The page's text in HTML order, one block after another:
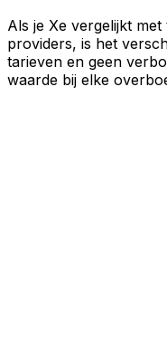
Als je Xe vergelijkt
providers, is het
tarieven en geen
waarde bij elke